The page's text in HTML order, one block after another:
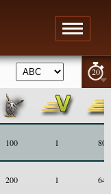
20
100 1 80
200 1 64